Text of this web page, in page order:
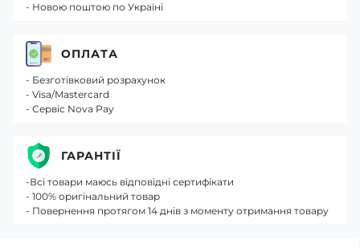
- Новою поштою по Україні
ОПЛАТА
- Безготівковий розрахунок
- Visa/Mastercard
- Сервіс Nova Pay
ГАРАНТІЇ
-Всі товари маюсь відповідні сертифікати
- 100% оригінальний товар
- Повернення протягом 14 днів з моменту отримання товару